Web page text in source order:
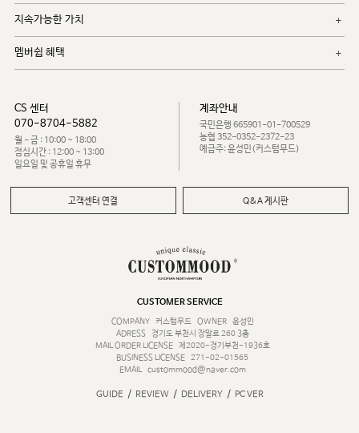
지속가능한 가치
멤버쉽 혜택
CS 센터
070-8704-5882
월 - 금 : 10:00 ~ 18:00
점심시간 : 12:00 ~ 13:00
일요일 및 공휴일 휴무
계좌안내
국민은행 665901-01-700529
농협 352-0352-2372-23
예금주: 윤성민(커스텀무드)
고객센터 연결 Q&A 게시판
CUSTOMER SERVICE
COMPANY
커스텀무드 OWNER
윤성민
ADRESS
경기도 부천시 장말로 260 3층
MAIL ORDER LICENSE
제2020-경기부천-1936호
BUSINESS LICENSE 271-02-01565
EMAIL
custommood@naver.com
GUIDE / REVIEW / DELIVERY / PC VER